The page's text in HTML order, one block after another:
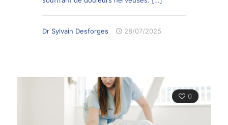
Dr Sylvain Desforges 28/07/2025
0